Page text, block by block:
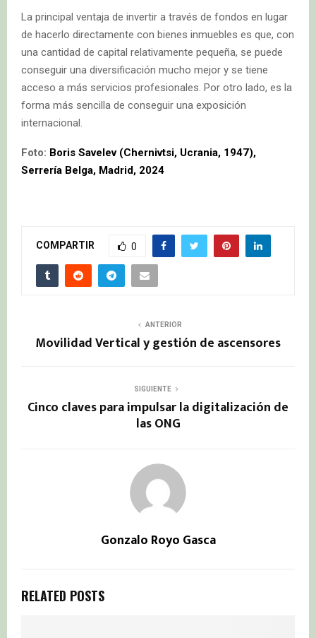
La principal ventaja de invertir a través de fondos en lugar
de hacerlo directamente con bienes inmuebles es que, con
una cantidad de capital relativamente pequeña, se puede
conseguir una diversificación mucho mejor y se tiene
acceso a más servicios profesionales. Por otro lado, es la
forma más sencilla de conseguir una exposición
internacional.
Foto: Boris Savelev (Chernivtsi, Ucrania, 1947),
Serrería Belga, Madrid, 2024
COMPARTIR 0
ANTERIOR
Movilidad Vertical y gestión de ascensores
SIGUIENTE
Cinco claves para impulsar la digitalización de
las ONG
Gonzalo Royo Gasca
RELATED POSTS